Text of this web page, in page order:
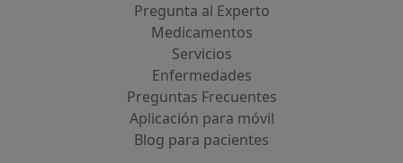
Pregunta al Experto
Medicamentos
Servicios
Enfermedades
Preguntas Frecuentes
Aplicación para móvil
Blog para pacientes